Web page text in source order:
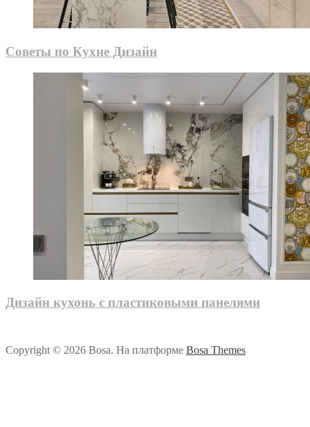
Советы по Кухне Дизайн
Дизайн кухонь с пластиковыми панелями
Copyright © 2026 Bosa. На платформе Bosa Themes